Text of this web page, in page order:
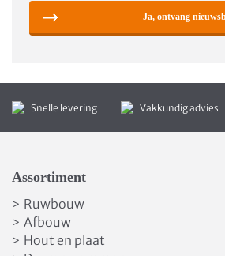
Ja, ontvang
Snelle levering Vakkundig advies
Assortiment
> Ruwbouw
> Afbouw
> Hout en plaat